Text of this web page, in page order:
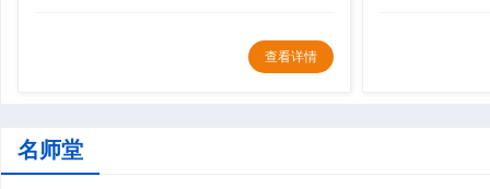
查看详情
名师堂